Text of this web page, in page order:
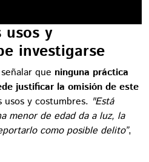
y
investigarse
que ninguna práctica
justificar la omisión de este
y costumbres. "Está
menor de edad da a luz, la
como posible delito”,